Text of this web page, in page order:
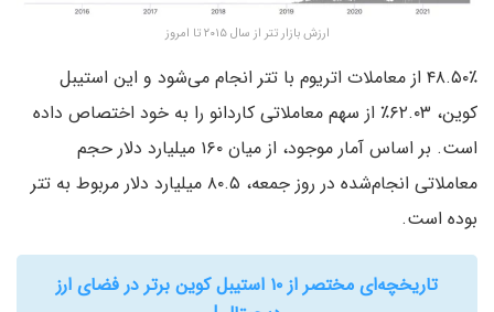
ارزش بازار تتر از سال ۲۰۱۵ تا امروز
۴۸.۵۰٪ از معاملات اتریوم با تتر انجام می‌شود و این استیبل
کوین، ۶۲.۰۳٪ از سهم معاملاتی کاردانو را به خود اختصاص داده
است. بر اساس آمار موجود، از میان ۱۶۰ میلیارد دلار حجم
معاملاتی انجام‌شده در روز جمعه، ۸۰.۵ میلیارد دلار مربوط به تتر
بوده است.
تاریخچه‌ای مختصر از ۱۰ استیبل کوین برتر در فضای ارز